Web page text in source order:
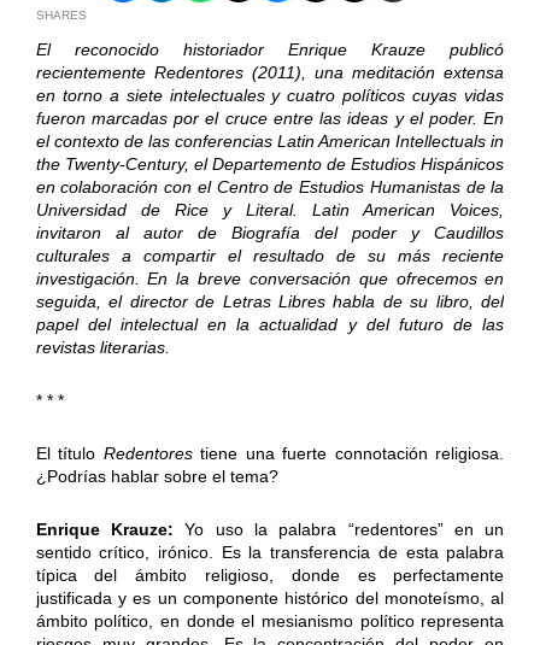
SHARES
El reconocido historiador Enrique Krauze publicó
recientemente Redentores (2011), una meditación extensa
en torno a siete intelectuales y cuatro políticos cuyas vidas
fueron marcadas por el cruce entre las ideas y el poder. En
el contexto de las conferencias Latin American Intellectuals in
the Twenty-Century, el Departemento de Estudios Hispánicos
en colaboración con el Centro de Estudios Humanistas de la
Universidad de Rice y Literal. Latin American Voices,
invitaron al autor de Biografía del poder y Caudillos
culturales a compartir el resultado de su más reciente
investigación. En la breve conversación que ofrecemos en
seguida, el director de Letras Libres habla de su libro, del
papel del intelectual en la actualidad y del futuro de las
revistas literarias.
* * *
El título Redentorestiene una fuerte connotación religiosa.
¿Podrías hablar sobre el tema?
Enrique Krauze: Yo uso la palabra “redentores” en un
sentido crítico, irónico. Es la transferencia de esta palabra
típica del ámbito religioso, donde es perfectamente
justificada y es un componente histórico del monoteísmo, al
ámbito político, en donde el mesianismo político representa